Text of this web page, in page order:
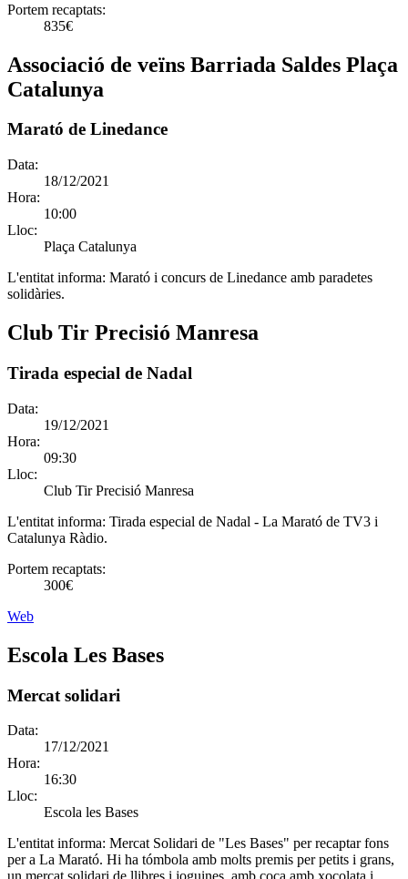
Portem recaptats:
835€
Associació de veïns Barriada Saldes Plaça
Catalunya
Marató de Linedance
Data:
18/12/2021
Hora:
10:00
Lloc:
Plaça Catalunya
L'entitat informa: Marató i concurs de Linedance amb paradetes
solidàries.
Club Tir Precisió Manresa
Tirada especial de Nadal
Data:
19/12/2021
Hora:
09:30
Lloc:
Club Tir Precisió Manresa
L'entitat informa: Tirada especial de Nadal - La Marató de TV3 i
Catalunya Ràdio.
Portem recaptats:
300€
Web
Escola Les Bases
Mercat solidari
Data:
17/12/2021
Hora:
16:30
Lloc:
Escola les Bases
L'entitat informa: Mercat Solidari de "Les Bases" per recaptar fons
per a La Marató. Hi ha tómbola amb molts premis per petits i grans,